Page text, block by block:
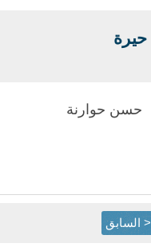
حيرة
حسن حوارنة
< السابق